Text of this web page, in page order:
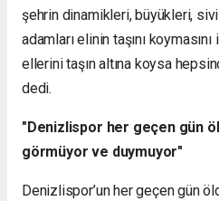
şehrin dinamikleri, büyükleri,
adamları elinin taşını
ellerini taşın altına koysa
dedi.
"Denizlispor her geçen gün
görmüyor ve duymuyor"
Denizlispor’un her geçen gün